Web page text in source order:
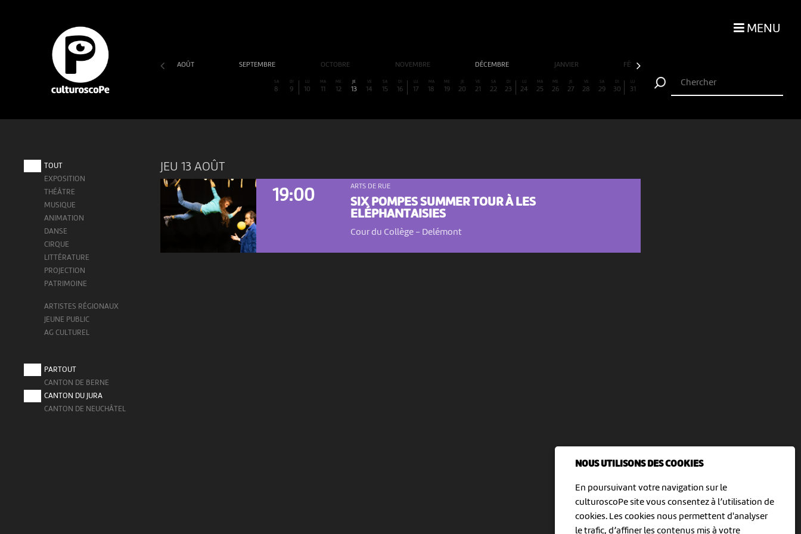
NOUS UTILISONS DES COOKIES
En poursuivant votre navigation sur le
culturoscoPe site vous consentez à l’utilisation de
cookies. Les cookies nous permettent d'analyser
le trafic, d’affiner les contenus mis à votre
MENU
AOÛT SEPTEMBRE OCTOBRE NOVEMBRE DÉCEMBRE JANVIER FÉVRIER
SA
8
DI
9
LU
10
MA
11
ME
12
JE
13
VE
14
SA
15
DI
16
LU
17
MA
18
ME
19
JE
20
VE
21
SA
22
DI
23
LU
24
MA
25
ME
26
JE
27
VE
28
SA
29
DI
30
LU
31
TOUT
EXPOSITION
THÉÂTRE
MUSIQUE
ANIMATION
DANSE
CIRQUE
LITTÉRATURE
PROJECTION
PATRIMOINE
ARTISTES RÉGIONAUX
JEUNE PUBLIC
AG CULTUREL
PARTOUT
CANTON DE BERNE
CANTON DU JURA
CANTON DE NEUCHÂTEL
JEU 13 AOÛT
19:00 ARTS DE RUE
SIX POMPES SUMMER TOUR À LES
ELÉPHANTAISIES
Cour du Collège - Delémont